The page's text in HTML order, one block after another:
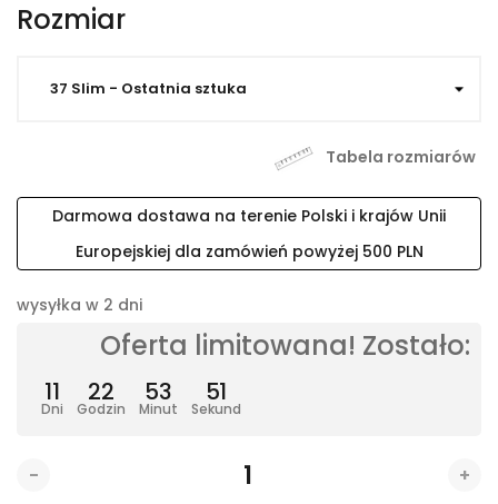
Rozmiar
Tabela rozmiarów
Darmowa dostawa na terenie Polski i krajów Unii
Europejskiej dla zamówień powyżej 500 PLN
wysyłka w 2 dni
Oferta limitowana! Zostało:
11
Dni
22
Godzin
53
Minut
50
Sekund
- +